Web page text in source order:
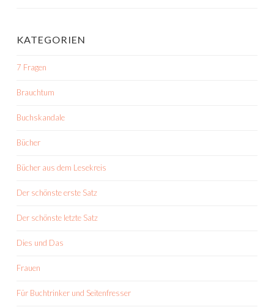
KATEGORIEN
7 Fragen
Brauchtum
Buchskandale
Bücher
Bücher aus dem Lesekreis
Der schönste erste Satz
Der schönste letzte Satz
Dies und Das
Frauen
Für Buchtrinker und Seitenfresser